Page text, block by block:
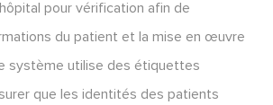
pour vérification afin de
du patient et la mise en œuvre
système utilise des étiquettes
que les identités des patients